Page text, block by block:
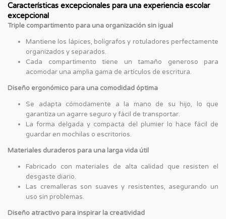
Características excepcionales para una experiencia escolar
excepcional
Triple compartimento para una organización sin igual
Mantiene los lápices, bolígrafos y rotuladores perfectamente
organizados y separados.
Cada compartimento tiene un tamaño generoso para
acomodar una amplia gama de artículos de escritura.
Diseño ergonómico para una comodidad óptima
Se adapta cómodamente a la mano de su hijo, lo que
garantiza un agarre seguro y fácil de transportar.
La forma delgada y compacta del plumier lo hace fácil de
guardar en mochilas o escritorios.
Materiales duraderos para una larga vida útil
Fabricado con materiales de alta calidad que resisten el
desgaste diario.
Las cremalleras son suaves y resistentes, asegurando un
uso sin problemas.
Diseño atractivo para inspirar la creatividad